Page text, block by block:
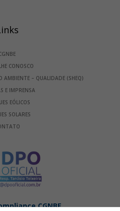
CONOSCO
AMBIENTE – QUALIDADE (SHEQ)
E IMPRENSA
EÓLICOS
SOLARES
CGNBE